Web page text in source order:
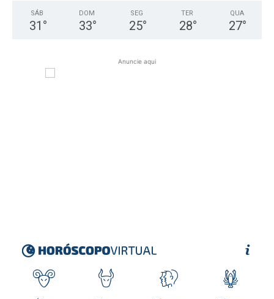
SÁB
31 °
DOM
33°
SEG
25°
TER
28°
QUA
27°
Anuncie aqui